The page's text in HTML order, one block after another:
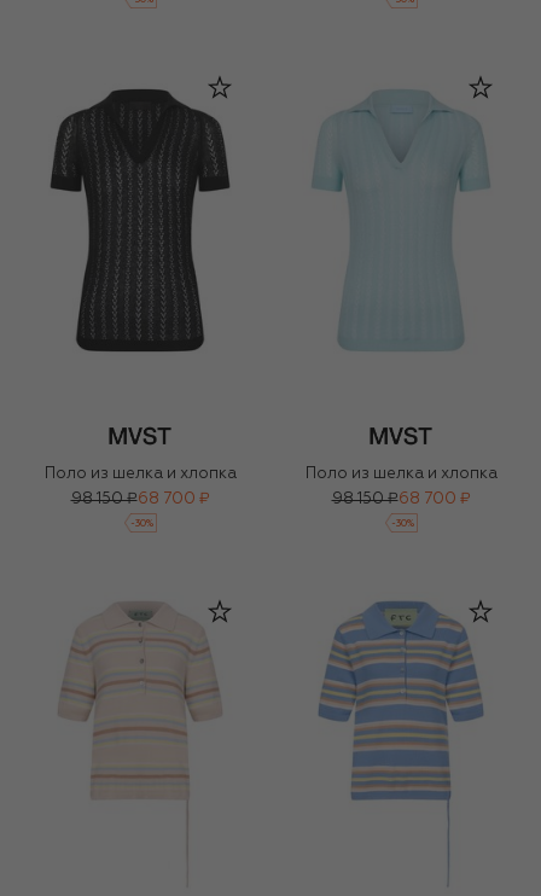
Поло из шелка и хлопка
98 150 ₽68 700 ₽
-30%
Поло из шелка и хлопка
98 150 ₽68 700 ₽
-30%